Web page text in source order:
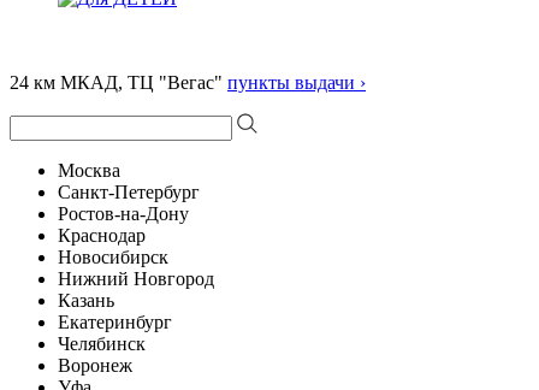
24 км МКАД, ТЦ "Вегас" пункты выдачи ›
Москва
Санкт-Петербург
Ростов-на-Дону
Краснодар
Новосибирск
Нижний Новгород
Казань
Екатеринбург
Челябинск
Воронеж